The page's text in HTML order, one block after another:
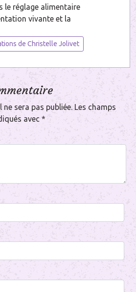
le réglage alimentaire
vivante et la
de Christelle Jolivet
sera pas publiée. Les champs
avec *